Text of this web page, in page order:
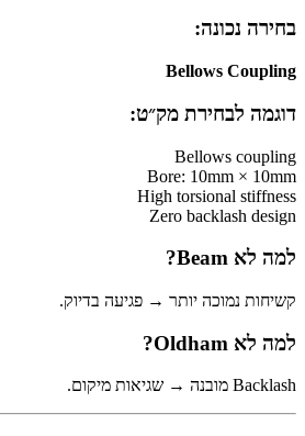
בחירה נכונה:
Bellows Coupling
דוגמה לבחירת מק״ט:
Bellows coupling
Bore: 10mm × 10mm
High torsional stiffness
Zero backlash design
למה לא Beam?
קשיחות נמוכה יותר → פגיעה בדיוק.
למה לא Oldham?
Backlash מובנה → שגיאות מיקום.